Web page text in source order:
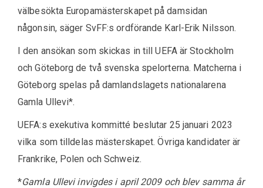
välbesökta Europamästerskapet på damsidan
någonsin, säger SvFF:s ordförande Karl-Erik Nilsson.
I den ansökan som skickas in till UEFA är Stockholm
och Göteborg de två svenska spelorterna. Matcherna i
Göteborg spelas på damlandslagets nationalarena
Gamla Ullevi*.
UEFA:s exekutiva kommitté beslutar 25 januari 2023
vilka som tilldelas mästerskapet. Övriga kandidater är
Frankrike, Polen och Schweiz.
*Gamla Ullevi invigdes i april 2009 och blev samma år